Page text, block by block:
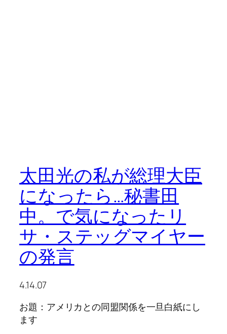
太田光の私が総理大臣
になったら…秘書田
中。で気になったリ
サ・ステッグマイヤー
の発言
4.14.07
お題：アメリカとの同盟関係を一旦白紙にし
ます